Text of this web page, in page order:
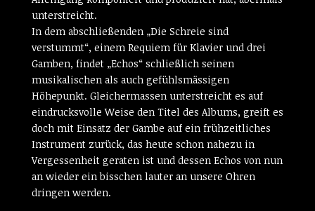
unterstreicht.
In dem abschließenden „Die Schreie sind
verstummt“, einem Requiem für Klavier und drei
Gamben, findet „Echos“ schließlich seinen
musikalischen als auch gefühlsmässigen
Höhepunkt. Gleichermassen unterstreicht es auf
eindrucksvolle Weise den Titel des Albums, greift es
doch mit Einsatz der Gambe auf ein frühzeitliches
Instrument zurück, das heute schon nahezu in
Vergessenheit geraten ist und dessen Echos von nun
an wieder ein bisschen lauter an unsere Ohren
dringen werden.